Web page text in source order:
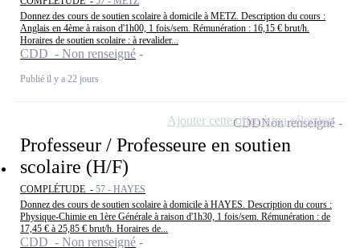
Donnez des cours de soutien scolaire à domicile à METZ. Description du cours :
Anglais en 4ème à raison d'1h00, 1 fois/sem. Rémunération : 16,15 € brut/h.
Horaires de soutien scolaire : à revalider...
CDD - Non renseigné
Publié il y a 22 jours
Professeur / Professeure en soutien
scolaire (H/F)
COMPLÉTUDE - 57 - HAYES
Donnez des cours de soutien scolaire à domicile à HAYES. Description du cours :
Physique-Chimie en 1ère Générale à raison d'1h30, 1 fois/sem. Rémunération : de
17,45 € à 25,85 € brut/h. Horaires de...
CDD - Non renseigné
CDDNon renseigné
Ajouter cette offre à ma sélection